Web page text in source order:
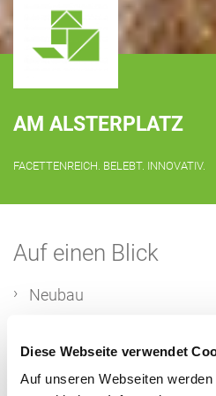
Diese Webseite verwendet
Auf unseren Webseiten
AM ALSTERPLATZ
FACETTENREICH. BELEBT. INNOVATIV.
Auf einen Blick
Neubau
großzügige Grünflächen